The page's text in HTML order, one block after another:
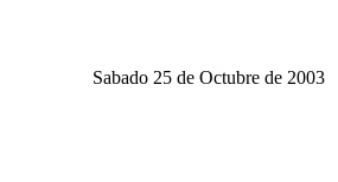
Sabado 25 de Octubre de 2003